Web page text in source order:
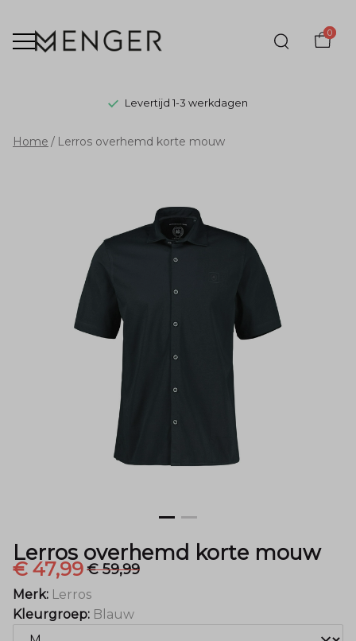
0
Levertijd 1-3 werkdagen
Lerros
mouw
Menger
Home Lerros overhemd korte mouw
Lerros overhemd korte mouw
€ 47,99€ 59,99
Merk: Lerros
Kleurgroep: Blauw